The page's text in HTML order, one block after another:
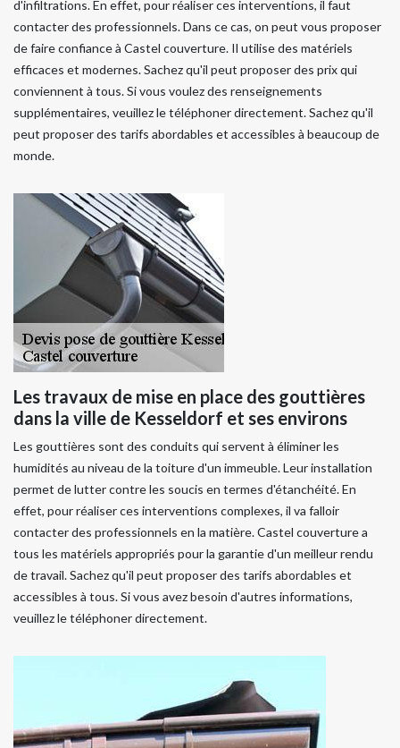
d'infiltrations. En effet, pour réaliser ces interventions, il faut
contacter des professionnels. Dans ce cas, on peut vous proposer
de faire confiance à Castel couverture. Il utilise des matériels
efficaces et modernes. Sachez qu'il peut proposer des prix qui
conviennent à tous. Si vous voulez des renseignements
supplémentaires, veuillez le téléphoner directement. Sachez qu'il
peut proposer des tarifs abordables et accessibles à beaucoup de
monde.
Les travaux de mise en place des gouttières
dans la ville de Kesseldorf et ses environs
Les gouttières sont des conduits qui servent à éliminer les
humidités au niveau de la toiture d'un immeuble. Leur installation
permet de lutter contre les soucis en termes d'étanchéité. En
effet, pour réaliser ces interventions complexes, il va falloir
contacter des professionnels en la matière. Castel couverture a
tous les matériels appropriés pour la garantie d'un meilleur rendu
de travail. Sachez qu'il peut proposer des tarifs abordables et
accessibles à tous. Si vous avez besoin d'autres informations,
veuillez le téléphoner directement.